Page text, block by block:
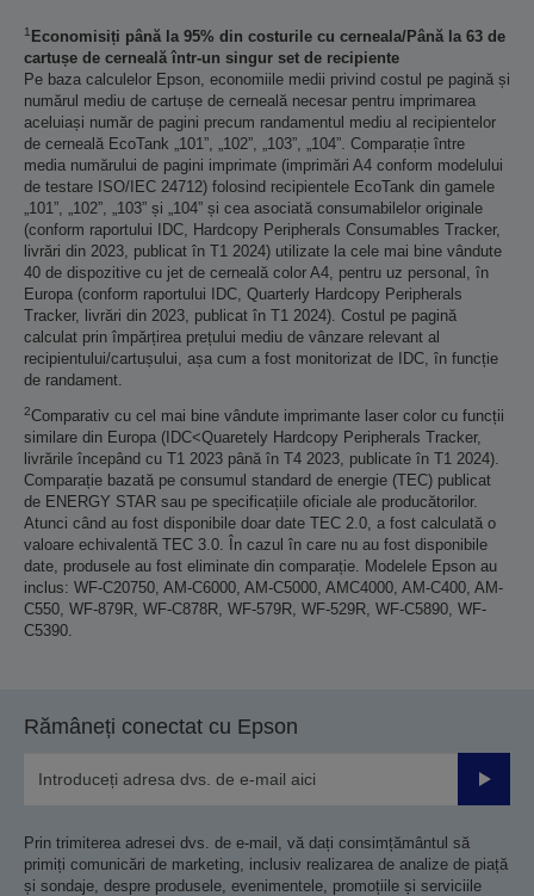
1 Economisiți până la 95% din costurile cu cerneala/Până la 63 de
cartușe de cerneală într-un singur set de recipiente
Pe baza calculelor Epson, economiile medii privind costul pe pagină și
numărul mediu de cartușe de cerneală necesar pentru imprimarea
aceluiași număr de pagini precum randamentul mediu al recipientelor
de cerneală EcoTank „101”, „102”, „103”, „104”. Comparație între
media numărului de pagini imprimate (imprimări A4 conform modelului
de testare ISO/IEC 24712) folosind recipientele EcoTank din gamele
„101”, „102”, „103” și „104” și cea asociată consumabilelor originale
(conform raportului IDC, Hardcopy Peripherals Consumables Tracker,
livrări din 2023, publicat în T1 2024) utilizate la cele mai bine vândute
40 de dispozitive cu jet de cerneală color A4, pentru uz personal, în
Europa (conform raportului IDC, Quarterly Hardcopy Peripherals
Tracker, livrări din 2023, publicat în T1 2024). Costul pe pagină
calculat prin împărțirea prețului mediu de vânzare relevant al
recipientului/cartușului, așa cum a fost monitorizat de IDC, în funcție
de randament.
2Comparativ cu cel mai bine vândute imprimante laser color cu funcții
similare din Europa (IDC<Quaretely Hardcopy Peripherals Tracker,
livrările începând cu T1 2023 până în T4 2023, publicate în T1 2024).
Comparație bazată pe consumul standard de energie (TEC) publicat
de ENERGY STAR sau pe specificațiile oficiale ale producătorilor.
Atunci când au fost disponibile doar date TEC 2.0, a fost calculată o
valoare echivalentă TEC 3.0. În cazul în care nu au fost disponibile
date, produsele au fost eliminate din comparație. Modelele Epson au
inclus: WF-C20750, AM-C6000, AM-C5000, AMC4000, AM-C400, AM-
C550, WF-879R, WF-C878R, WF-579R, WF-529R, WF-C5890, WF-
C5390.
Rămâneți conectat cu Epson
Prin trimiterea adresei dvs. de e-mail, vă dați consimțământul să
primiți comunicări de marketing, inclusiv realizarea de analize de piață
și sondaje, despre produsele, evenimentele, promoțiile și serviciile